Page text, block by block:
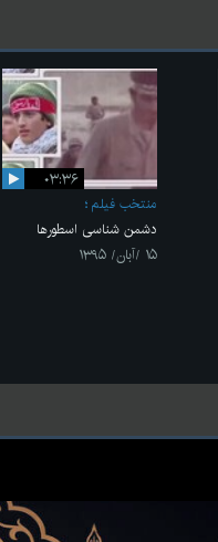
۰۳:۳۶
منتخب فیلم
دشمن شناسی اسطورها
۱۵ /آبان/ ۱۳۹۵